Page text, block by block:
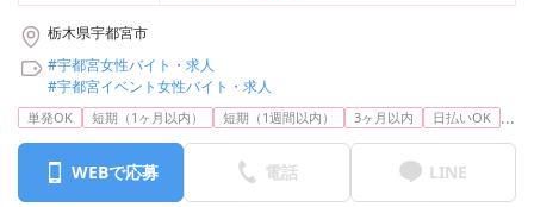
栃木県宇都宮市
#宇都宮女性バイト・求人
#宇都宮イベント女性バイト・求人
単発OK 短期（1ヶ月以内） 短期（1週間以内） 3ヶ月以内 日払いOK ...
WEBで応募 電話 LINE